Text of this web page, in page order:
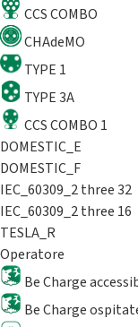
CCS COMBO
CHAdeMO
TYPE 1
TYPE 3A
CCS COMBO 1
DOMESTIC_E
DOMESTIC_F
IEC_60309_2 three 32
IEC_60309_2 three 16
TESLA_R
Operatore
Be Charge
Be Charge